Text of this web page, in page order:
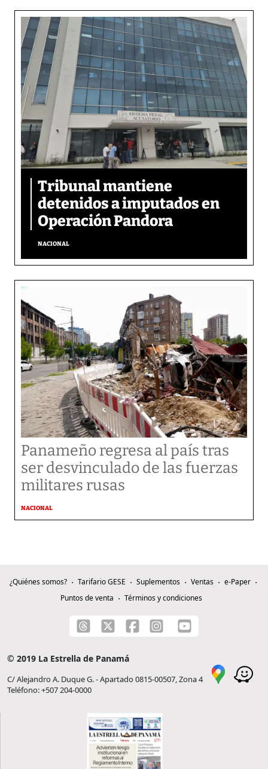
Tribunal mantiene
detenidos a imputados en
Operación Pandora
NACIONAL
Panameño regresa al país tras
ser desvinculado de las fuerzas
militares rusas
NACIONAL
¿Quiénes somos? Tarifario GESE Suplementos Ventas
e-Paper
Puntos de venta
Términos y condiciones
© 2019 La Estrella de Panamá
C/ Alejandro A. Duque G. - Apartado 0815-00507, Zona 4
Teléfono: +507 204-0000